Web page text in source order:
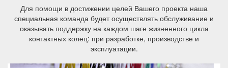
Для помощи в достижении целей Вашего проекта наша
специальная команда будет осуществлять обслуживание и
оказывать поддержку на каждом шаге жизненного цикла
контактных колец: при разработке, производстве и
эксплуатации.